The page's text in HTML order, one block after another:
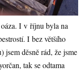
I v říjnu byla na
I bez většího
jsem děsně rád, že jsme
tak se odtama